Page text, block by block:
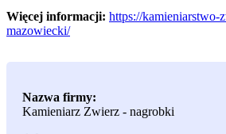
Więcej informacji: https://kamieniarstwo-
mazowiecki/
Nazwa firmy:
Kamieniarz Zwierz - nagrobki